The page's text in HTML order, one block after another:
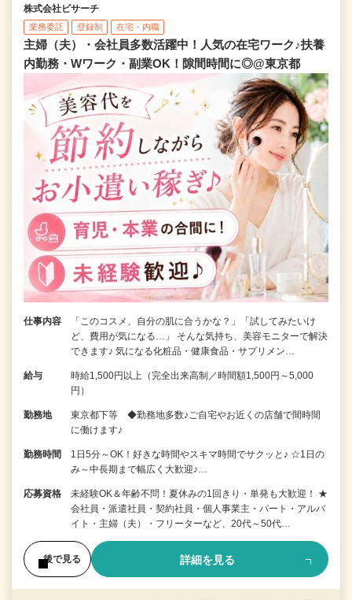
株式会社ビサーチ
業務委託 登録制 在宅・内職
主婦（夫）・会社員多数活躍中！人気の在宅ワーク♪扶養
内勤務・Wワーク・副業OK！隙間時間に◎@東京都
仕事内容
「このコスメ、自分の肌に合うかな？」「試してみたいけ
ど、費用が気になる…」 そんな気持ち、美容モニターで解決
できます♪ 気になる化粧品・健康食品・サプリメン…
給与
時給1,500円以上（完全出来高制／時間額1,500円～5,000
円）
勤務地
東京都下等 ◆勤務地多数♪ご自宅やお近くの店舗で間時間
に働けます♪
勤務時間
1日5分～OK！好きな時間やスキマ時間でサクッと♪ ☆1日の
み～中長期まで幅広く大歓迎♪…
応募資格
未経験OK＆年齢不問！夏休みの1回きり・単発も大歓迎！ ★
会社員・派遣社員・契約社員・個人事業主・パート・アルバ
イト・主婦（夫）・フリーターなど、20代～50代…
後で見る 詳細を見る